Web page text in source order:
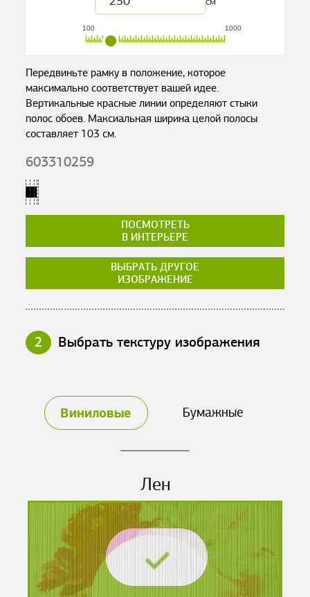
100 1000
Передвиньте рамку в положение, которое
максимально соответствует вашей идее.
Вертикальные красные линии определяют стыки
полос обоев. Максиальная ширина целой полосы
составляет 103 см.
603310259
ПОСМОТРЕТЬ
В ИНТЕРЬЕРЕ
ВЫБРАТЬ ДРУГОЕ
ИЗОБРАЖЕНИЕ
2 Выбрать текстуру изображения
Виниловые Бумажные
Лен